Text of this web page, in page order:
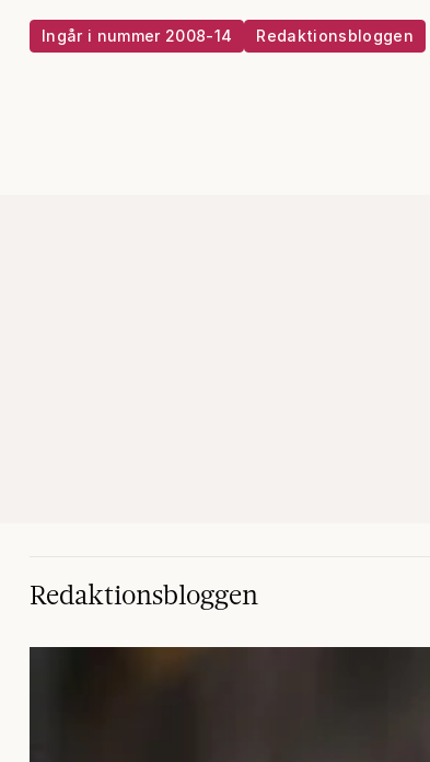
Ingår i nummer 2008-14 Redaktionsbloggen
Redaktionsbloggen